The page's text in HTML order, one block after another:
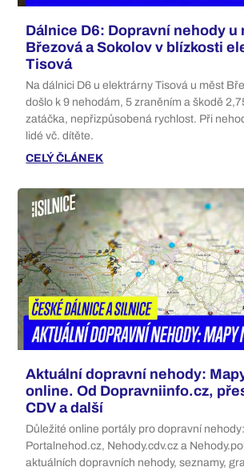
Dálnice D6: Dopravní nehody u
Březová a Sokolov v blízkosti
Tisová
Na dálnici D6 u elektrárny Tisová u měst
došlo k 9 nehodám, 5 zraněním a škodě
zatáčka, nepřizpůsobená rychlost. Při
lidé vč. dítěte.
CELÝ ČLÁNEK
Aktuální dopravní nehody:
online. Od Dopravniinfo.cz,
CDV a další
Důležité online portály pro dopravní
Portalnehod.cz, Nehody.cdv.cz a
aktuálních dopravních nehody, seznamy,